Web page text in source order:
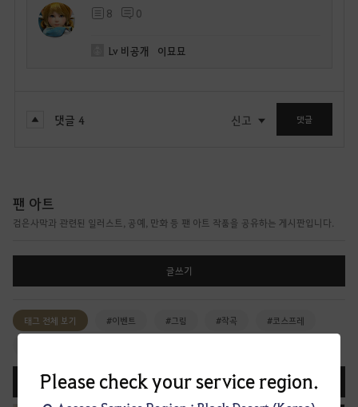
Please check your service region.
8 0
Lv 비공개 이묘묘
댓글 4 신고 댓글
팬 아트
검은사막과 관련된 일러스트, 공예, 만화 등 팬 아트 작품을 공유하는 게시판입니다.
글쓰기
태그 전체 보기 #이벤트 #그림 #작곡 #코스프레
등록일순 조회순 댓글순 공감순 화제순